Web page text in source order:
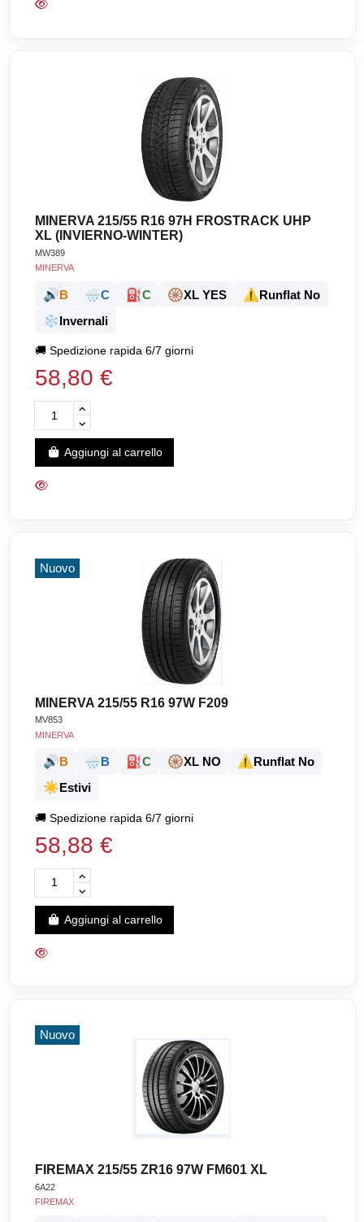
MINERVA 215/55 R16 97H FROSTRACK UHP
XL (INVIERNO-WINTER)
MW389
MINERVA
🔊B 🌧️C ⛽C 🛞XL YES ⚠️Runflat No
❄️Invernali
🚚Spedizione rapida 6/7 giorni
58,80 €
Aggiungi al carrello
Nuovo
MINERVA 215/55 R16 97W F209
MV853
MINERVA
🔊B 🌧️B ⛽C 🛞XL NO ⚠️Runflat No
☀️Estivi
🚚Spedizione rapida 6/7 giorni
58,88 €
Aggiungi al carrello
Nuovo
FIREMAX 215/55 ZR16 97W FM601 XL
6A22
FIREMAX